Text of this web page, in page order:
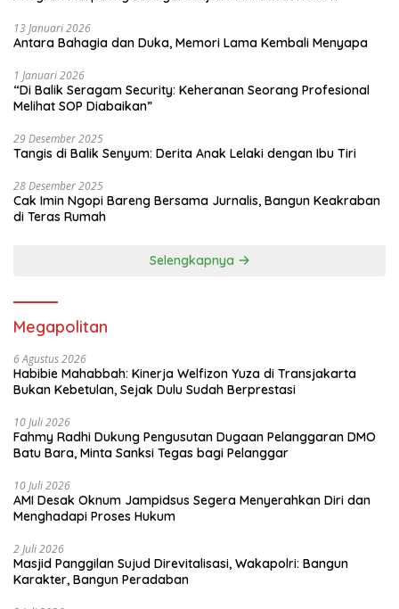
13 Januari 2026
Antara Bahagia dan Duka, Memori Lama Kembali Menyapa
1 Januari 2026
“Di Balik Seragam Security: Keheranan Seorang Profesional
Melihat SOP Diabaikan”
29 Desember 2025
Tangis di Balik Senyum: Derita Anak Lelaki dengan Ibu Tiri
28 Desember 2025
Cak Imin Ngopi Bareng Bersama Jurnalis, Bangun Keakraban
di Teras Rumah
Selengkapnya
Megapolitan
6 Agustus 2026
Habibie Mahabbah: Kinerja Welfizon Yuza di Transjakarta
Bukan Kebetulan, Sejak Dulu Sudah Berprestasi
10 Juli 2026
Fahmy Radhi Dukung Pengusutan Dugaan Pelanggaran DMO
Batu Bara, Minta Sanksi Tegas bagi Pelanggar
10 Juli 2026
AMI Desak Oknum Jampidsus Segera Menyerahkan Diri dan
Menghadapi Proses Hukum
2 Juli 2026
Masjid Panggilan Sujud Direvitalisasi, Wakapolri: Bangun
Karakter, Bangun Peradaban